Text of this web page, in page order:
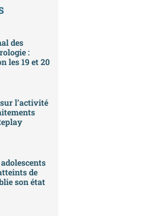
des
:
les 19 et 20
l’activité
de
son état